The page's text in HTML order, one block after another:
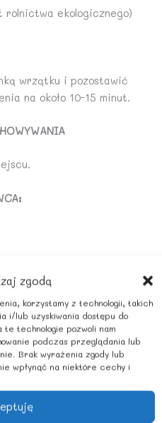
zgodą
korzystamy z technologii, takich
i/lub uzyskiwania dostępu do
technologie pozwoli nam
podczas przeglądania lub
Brak wyrażenia zgody lub
wpłynąć na niektóre cechy i
rolnictwa ekologicznego)
wrzątku i pozostawić
na około 10-15 minut.